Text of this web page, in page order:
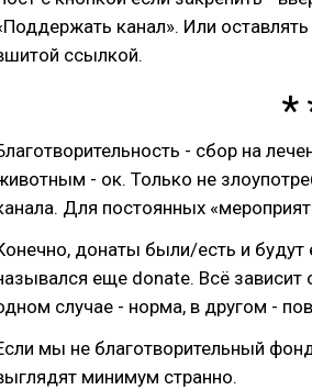
канал». Или
ссылкой.
- сбор на
- ок. Только не
Для постоянных
донаты были/есть и будут
еще donate. Всё зависит
случае - норма, в другом -
мы не благотворительный
минимум странно.